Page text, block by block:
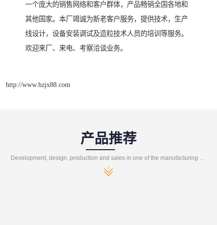
一个庞大的销售网络和客户群体，产品畅销全国各地和
其他国家。本厂竭诚为新老客户服务，提供技术，生产
线设计，设备安装调试及造粒技术人员的培训等服务。
欢迎来厂、来电、考察洽谈业务。
http://www.hzjx88.com
产品推荐
Development, design, production and sales in one of the manufacturing enterprises